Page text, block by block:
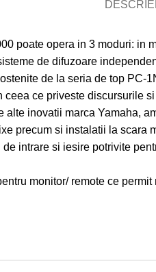
poate opera in 3 moduri:
de difuzoare
de la seria de top
ce priveste discursurile
inovatii marca Yamaha,
precum si instalatii la scara
intrare si iesire potrivite
monitor/ remote ce